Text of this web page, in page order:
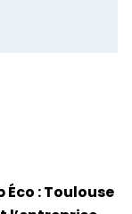
Éco : Toulouse